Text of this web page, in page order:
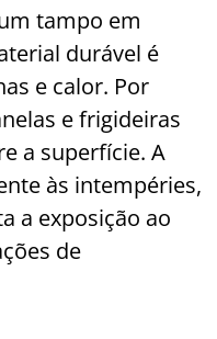
tampo em
durável é
e calor. Por
e frigideiras
a superfície. A
às intempéries,
a exposição ao
de